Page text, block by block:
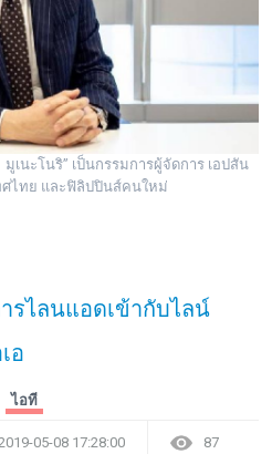
เนะโนริ” เป็นกรรมการผู้จัดการ เอปสัน
ศไทย และฟิลิปปินส์คนใหม่
รไลนแอดเข้ากับไลน์
อ
ไอที
05-08 17:28:00 87